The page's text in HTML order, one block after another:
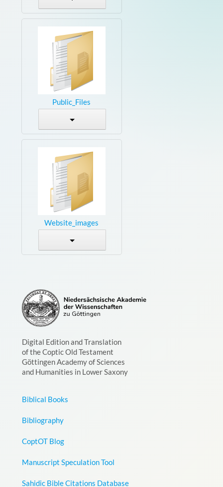
Public_Files
Website_images
Digital Edition and Translation
of the Coptic Old Testament
Göttingen Academy of Sciences
and Humanities in Lower Saxony
Biblical Books
Bibliography
CoptOT Blog
Manuscript Speculation Tool
Sahidic Bible Citations Database